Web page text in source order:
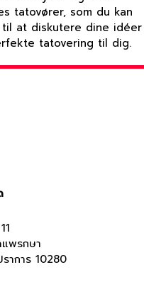
tatovører, som du kan
at diskutere dine idéer
tatovering til dig.
พรกษา
าการ 10280